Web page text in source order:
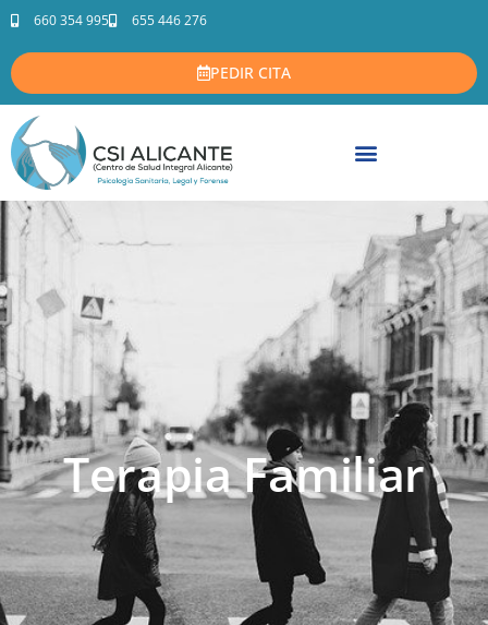
660 354 995 655 446 276
PEDIR CITA
Terapia Familiar